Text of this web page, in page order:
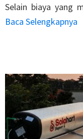
Selain biaya yang
Baca Selengkapnya